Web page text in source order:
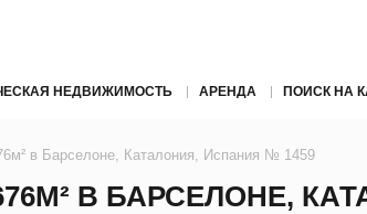
НЕДВИЖИМОСТЬ АРЕНДА ПОИСК НА
в Барселоне, Каталония, Испания № 1459
В БАРСЕЛОНЕ,